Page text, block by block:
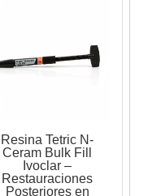
Resina Tetric N-
Ceram Bulk Fill
Ivoclar –
Restauraciones
Posteriores en